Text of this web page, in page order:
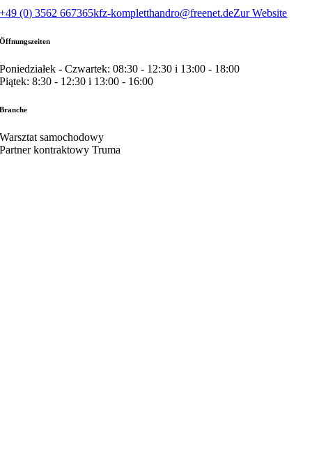
+49 (0) 3562 667365kfz-kompletthandro@freenet.deZur Website
Öffnungszeiten
Poniedziałek - Czwartek: 08:30 - 12:30 i 13:00 - 18:00
Piątek: 8:30 - 12:30 i 13:00 - 16:00
Branche
Warsztat samochodowy
Partner kontraktowy Truma